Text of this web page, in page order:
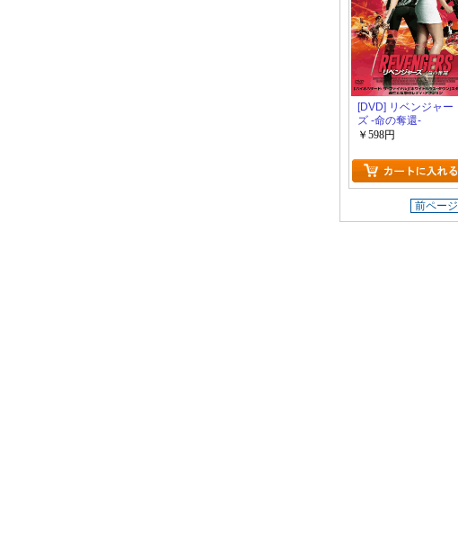
[DVD] リベンジャー
ズ -命の奪還-
￥598円
前ページ